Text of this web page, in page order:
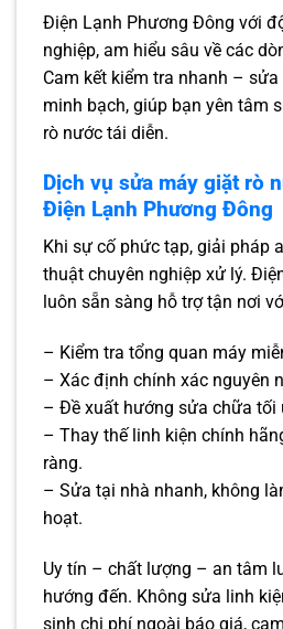
Điện Lạnh Phương Đông với
nghiệp, am hiểu sâu về các
Cam kết kiểm tra nhanh –
minh bạch, giúp bạn yên tâm
rò nước tái diễn.
Dịch vụ sửa máy giặt rò
Điện Lạnh Phương Đông
Khi sự cố phức tạp, giải pháp
thuật chuyên nghiệp xử lý.
luôn sẵn sàng hỗ trợ tận nơi
– Kiểm tra tổng quan máy
– Xác định chính xác nguyên
– Đề xuất hướng sửa chữa tối
– Thay thế linh kiện chính
ràng.
– Sửa tại nhà nhanh, không
hoạt.
Uy tín – chất lượng – an tâm
hướng đến. Không sửa linh
sinh chi phí ngoài báo giá,